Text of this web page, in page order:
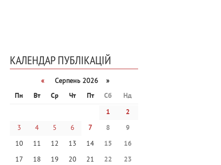
КАЛЕНДАР ПУБЛІКАЦІЙ
«
Серпень 2026 »
Пн
Вт Ср Чт Пт Сб
Нд
1
2
3
4 5 6 7 8
9
10
11 12 13 14 15
16
17
18 19 20 21 22
23